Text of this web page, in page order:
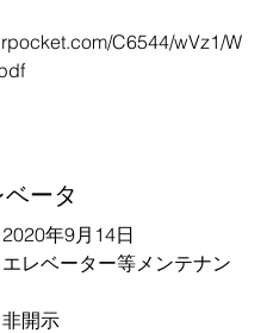
C6544/wVz1/W
ータ
年9月14日
レベーター等メンテナン
開示